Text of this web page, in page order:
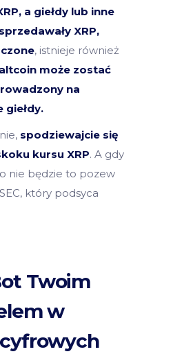
a giełdy lub inne
XRP,
, istnieje również
altcoin może zostać
na
giełdy.
spodziewajcie się
kursu XRP. A gdy
nie będzie to pozew
który podsyca
Twoim
w